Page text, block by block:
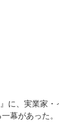
に、実業家・
幕があった。